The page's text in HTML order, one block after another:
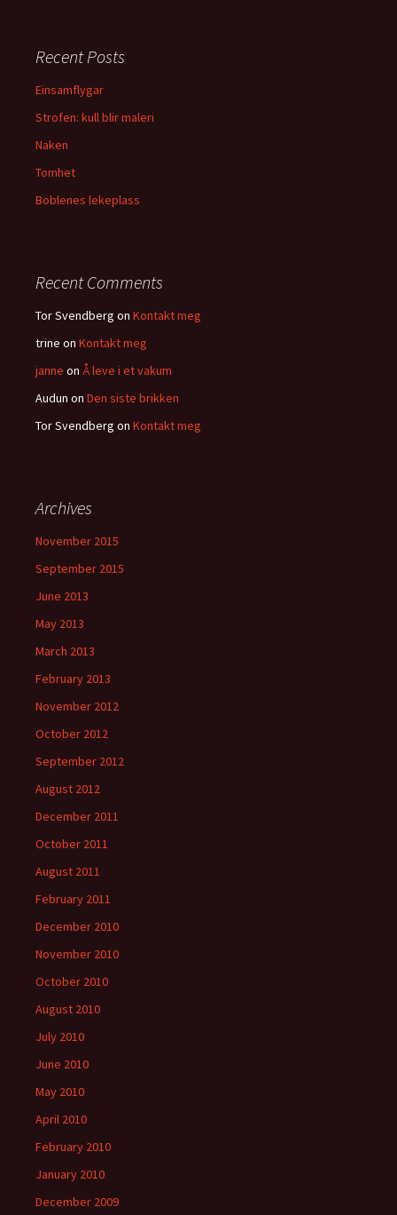
h
o
r
Recent Posts
Einsamflygar
Strofen: kull blir maleri
Naken
Tomhet
Boblenes lekeplass
Recent Comments
Tor Svendberg on Kontakt meg
trine on Kontakt meg
janne on Å leve i et vakum
Audun on Den siste brikken
Tor Svendberg on Kontakt meg
Archives
November 2015
September 2015
June 2013
May 2013
March 2013
February 2013
November 2012
October 2012
September 2012
August 2012
December 2011
October 2011
August 2011
February 2011
December 2010
November 2010
October 2010
August 2010
July 2010
June 2010
May 2010
April 2010
February 2010
January 2010
December 2009